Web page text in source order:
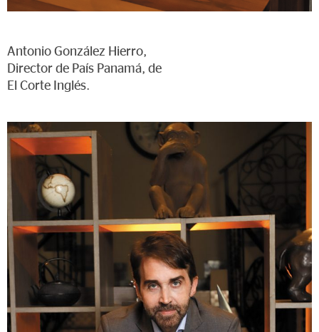
Antonio González Hierro,
Director de País Panamá, de
El Corte Inglés.